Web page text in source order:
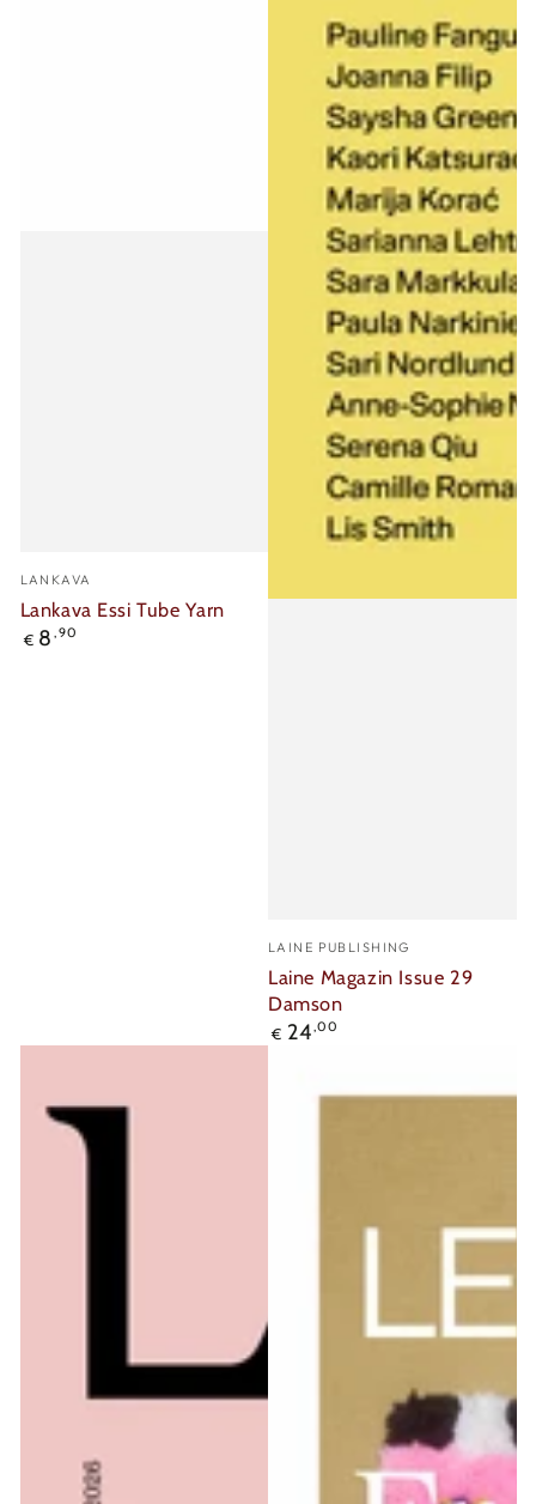
Verkäufer/in:
LANKAVA
Lankava Essi Tube Yarn
Regulärer
€ 8 ,90
Verkäufer/in:
LAINE PUBLISHING
Laine Magazin Issue 29
Damson
Regulärer
€ 24,00